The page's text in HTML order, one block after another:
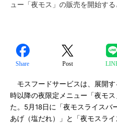
ュー「夜モス」の販売を開始する
Share Post
モスフードサービスは、展開
時以降の夜限定メニュー「夜モ
た。5月18日に「夜モスライスバ
あげ（塩だれ）」と「夜モスラ